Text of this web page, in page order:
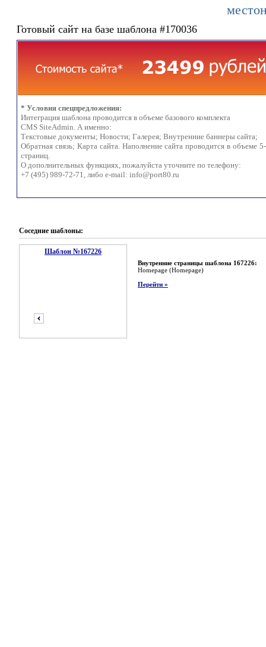
Готовый сайт на базе шаблона #170036
* Условия спецпредложения:
Интеграция шаблона проводится в объеме базового комплекта
CMS SiteAdmin. А именно:
Текстовые документы; Новости; Галерея; Внутренние баннеры сайта;
Обратная связь; Карта сайта. Наполнение сайта проводится в объеме
страниц.
О дополнительных функциях, пожалуйста уточните по телефону:
+7 (495) 989-72-71, либо e-mail: info@port80.ru
Соседние шаблоны:
Шаблон №167226
Внутренние страницы шаблона 167226:
Homepage (Homepage)
Перейти »